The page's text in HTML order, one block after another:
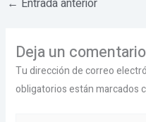
← Entrada anterior
Deja un comentario
Tu dirección de correo
obligatorios están marcados